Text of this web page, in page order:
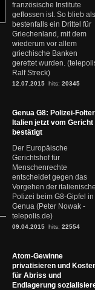
französische Institute
geflossen ist. So blieb
bestenfalls ein Drittel für
Griechenland, mit dem
wiederum vor allem
griechische Banken
gerettet wurden.
Ralf Streck)
12.07.2015 hits: 20345
Genua G8: Polizei-
Italien jetzt vom Gericht
bestätigt
Der Europäische
Gerichtshof für
Menschenrechte
entscheidet gegen das
Vorgehen der
Polizei beim G8-Gipfel in
Genua (Peter Nowak -
telepolis.de)
09.04.2015 hits: 22554
Atom-Gewinne
privatisieren und
für Abriss und
Endlagerung